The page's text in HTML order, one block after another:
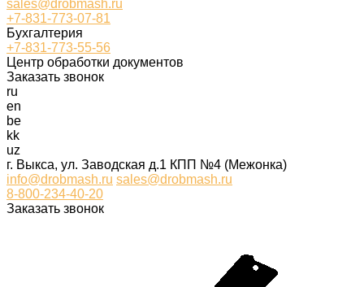
sales@drobmash.ru
+7-831-773-07-81
Бухгалтерия
+7-831-773-55-56
Центр обработки документов
Заказать звонок
ru
en
be
kk
uz
г. Выкса, ул. Заводская д.1 КПП №4 (Межонка)
info@drobmash.ru sales@drobmash.ru
8-800-234-40-20
Заказать звонок